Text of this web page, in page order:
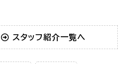
スタッフ紹介一覧へ